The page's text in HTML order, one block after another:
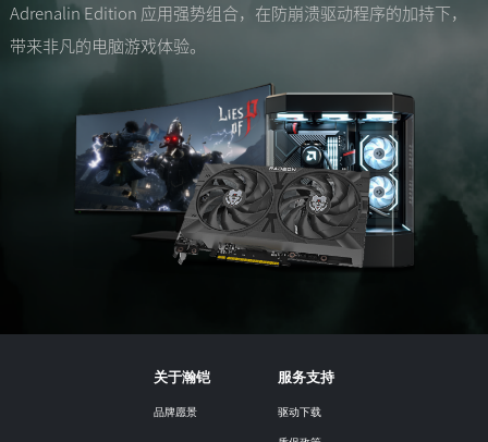
Adrenalin Edition 应用强势组合，在防崩溃驱动程序的加持下，
带来非凡的电脑游戏体验。
关于瀚铠
品牌愿景
服务支持
驱动下载